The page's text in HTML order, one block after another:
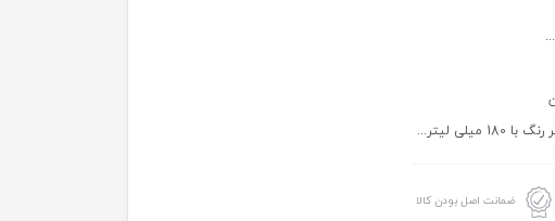
ضمانت اصل بودن کالا